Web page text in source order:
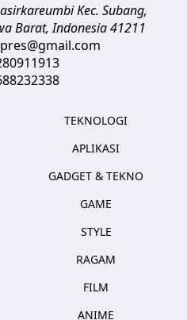
Kec. Subang,
Barat,Indonesia41211
TEKNOLOGI
APLIKASI
GADGET & TEKNO
GAME
STYLE
RAGAM
FILM
ANIME